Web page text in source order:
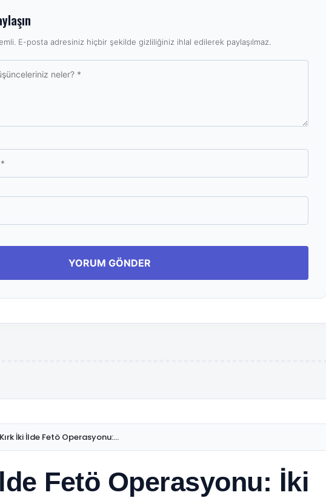
E-posta adresiniz hiçbir şekilde gizliliğiniz ihlal edilerek paylaşılmaz.
Kırk İki İlde Fetö Operasyonu:...
Fetö Operasyonu: İki